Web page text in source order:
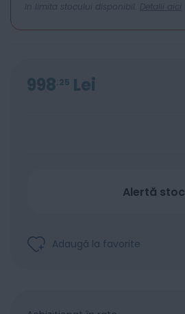
In limita stocului disponibil. Detalii aici
998 25 Lei
Alertă stoc
Adaugă la favorite